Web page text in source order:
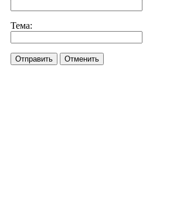
Тема:
Отправить Отменить